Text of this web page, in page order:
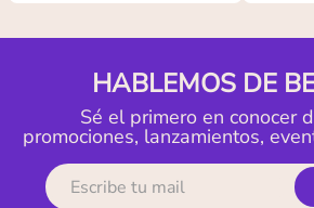
HABLEMOS DE
Sé el primero en conocer
promociones, lanzamientos,